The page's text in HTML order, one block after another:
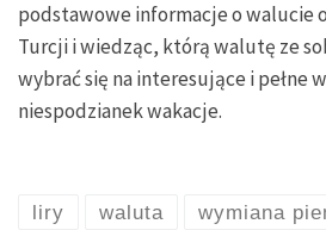
podstawowe informacje o walucie
Turcji i wiedząc, którą walutę ze
wybrać się na interesujące i pełne
niespodzianek wakacje.
liry waluta wymiana